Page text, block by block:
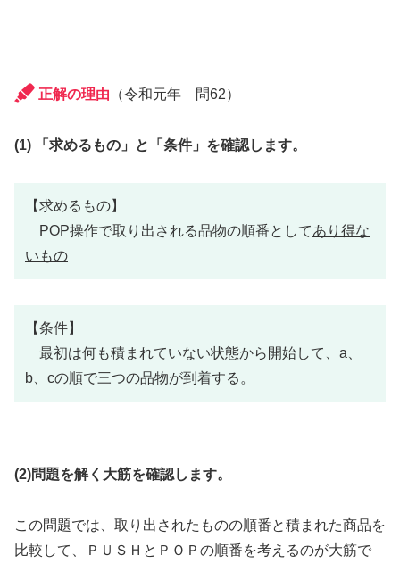
正解の理由 （令和元年 問62）
(1) 「求めるもの」と「条件」を確認します。
【求めるもの】
POP操作で取り出される品物の順番としてあり得な
いもの
【条件】
最初は何も積まれていない状態から開始して、a、
b、cの順で三つの品物が到着する。
(2)問題を解く大筋を確認します。
この問題では、取り出されたものの順番と積まれた商品を
比較して、ＰＵＳＨとＰＯＰの順番を考えるのが大筋で